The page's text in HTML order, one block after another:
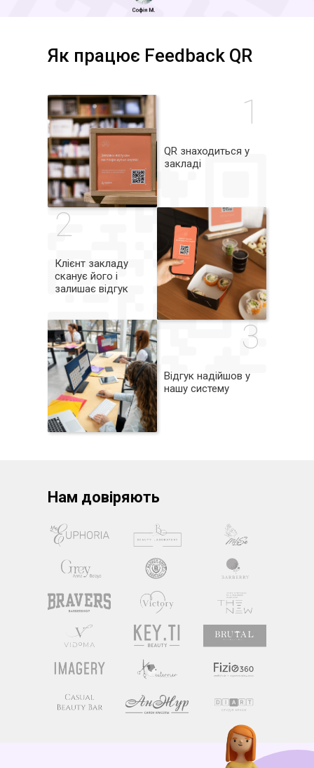
Як працює Feedback QR
1
QR знаходиться у
закладі
2
Клієнт закладу
сканує його і
залишає відгук
3
Відгук надійшов у
нашу систему
Нам довіряють